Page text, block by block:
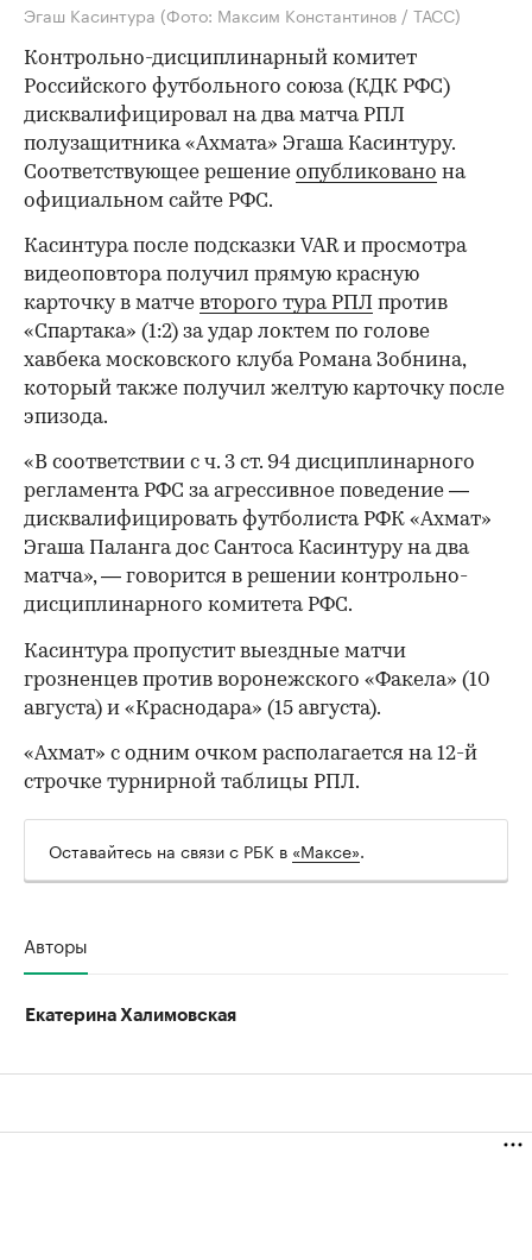
Эгаш Касинтура (Фото: Максим Константинов / ТАСС)
Контрольно-дисциплинарный комитет
Российского футбольного союза (КДК РФС)
дисквалифицировал на два матча РПЛ
полузащитника «Ахмата» Эгаша Касинтуру.
Соответствующее решение опубликовано на
официальном сайте РФС.
Касинтура после подсказки VAR и просмотра
видеоповтора получил прямую красную
карточку в матче второго тура РПЛ против
«Спартака» (1:2) за удар локтем по голове
хавбека московского клуба Романа Зобнина,
который также получил желтую карточку после
эпизода.
«В соответствии с ч. 3 ст. 94 дисциплинарного
регламента РФС за агрессивное поведение —
дисквалифицировать футболиста РФК «Ахмат»
Эгаша Паланга дос Сантоса Касинтуру на два
матча», — говорится в решении контрольно-
дисциплинарного комитета РФС.
00:00 / 00:00
Касинтура пропустит выездные матчи
грозненцев против воронежского «Факела» (10
августа) и «Краснодара» (15 августа).
«Ахмат» с одним очком располагается на 12-й
строчке турнирной таблицы РПЛ.
Оставайтесь на связи с РБК в «Максе».
Авторы
Екатерина Халимовская